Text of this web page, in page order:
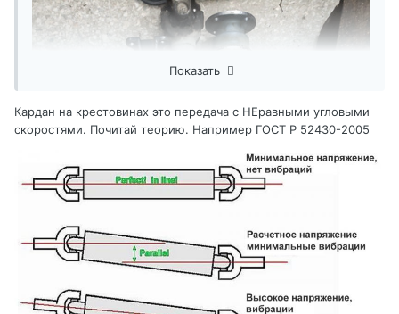
Показать
Кардан на крестовинах это передача с НЕравными угловыми
скоростями. Почитай теорию. Например ГОСТ Р 52430-2005